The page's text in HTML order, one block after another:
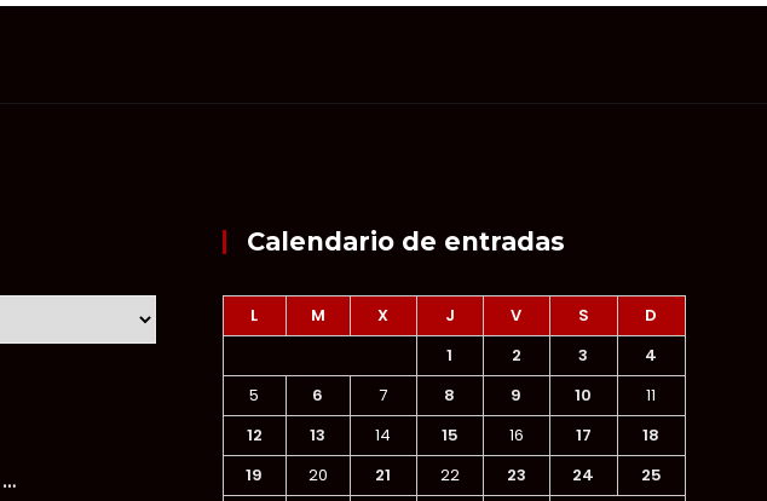
Calendario de entradas
L M X J V S
D
1
2 3
4
5
6 7 8 9 10
11
12
13 14 15 16 17
18
19
20 21 22 23 24
25